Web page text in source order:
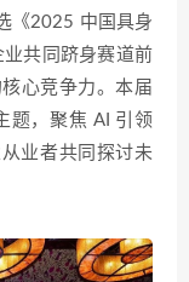
《2025 中国具身
共同跻身赛道前
心竞争力。本届
题，聚焦 AI 引领
业者共同探讨未